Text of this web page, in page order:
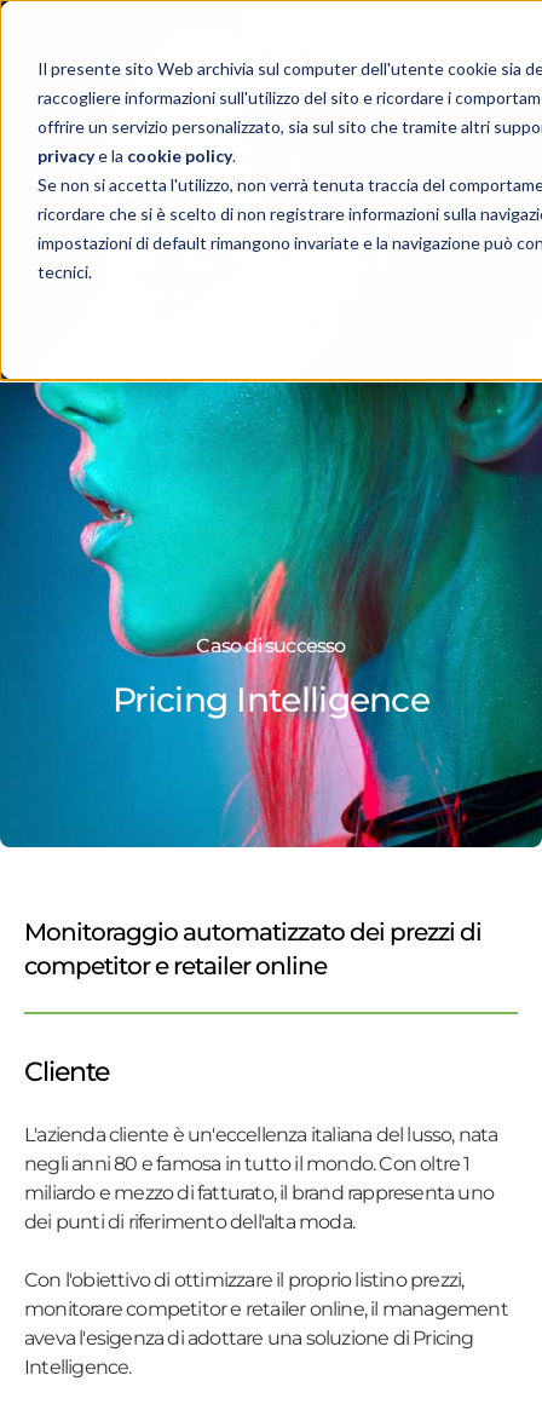
Il presente sito Web archivia sul computer dell'utente cookie sia
raccogliere informazioni sull'utilizzo del sito e ricordare i
offrire un servizio personalizzato, sia sul sito che tramite altri
privacye la cookie policy.
Se non si accetta l'utilizzo, non verrà tenuta traccia del
ricordare che si è scelto di non registrare informazioni sulla
impostazioni di default rimangono invariate e la navigazione può
tecnici.
Caso di successo
Pricing Intelligence
Monitoraggio automatizzato dei prezzi di
competitor e retailer online
Cliente
L'azienda cliente è un'eccellenza italiana del lusso, nata
negli anni 80 e famosa in tutto il mondo. Con oltre 1
miliardo e mezzo di fatturato, il brand rappresenta uno
dei punti di riferimento dell'alta moda.
Con l'obiettivo di ottimizzare il proprio listino prezzi,
monitorare competitor e retailer online, il management
aveva l'esigenza di adottare una soluzione di Pricing
Intelligence.